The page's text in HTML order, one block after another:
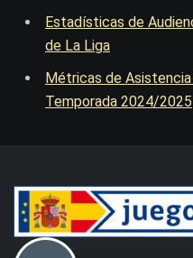
Estadísticas de
de La Liga
Métricas de
Temporada 2024/2025